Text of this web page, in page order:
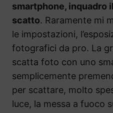
smartphone, inquadro
scatto. Raramente mi
le impostazioni,
fotografici da pro. La
scatta foto con uno
semplicemente
per scattare, molto
luce, la messa a fuoco